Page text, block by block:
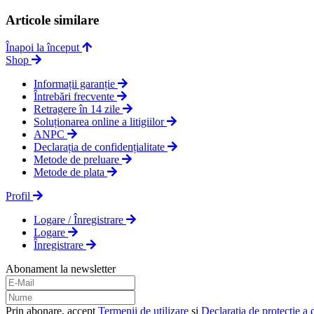
Articole similare
Înapoi la început
Shop
Informații garanție
Întrebări frecvente
Retragere în 14 zile
Soluționarea online a litigiilor
ANPC
Declarația de confidențialitate
Metode de preluare
Metode de plata
Profil
Logare / Înregistrare
Logare
Înregistrare
Abonament la newsletter
Prin abonare, accept Termenii de utilizare și Declarația de protecție a